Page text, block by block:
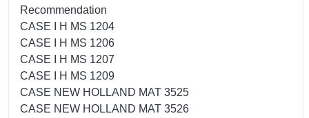
Recommendation
CASE I H MS 1204
CASE I H MS 1206
CASE I H MS 1207
CASE I H MS 1209
CASE NEW HOLLAND MAT 3525
CASE NEW HOLLAND MAT 3526